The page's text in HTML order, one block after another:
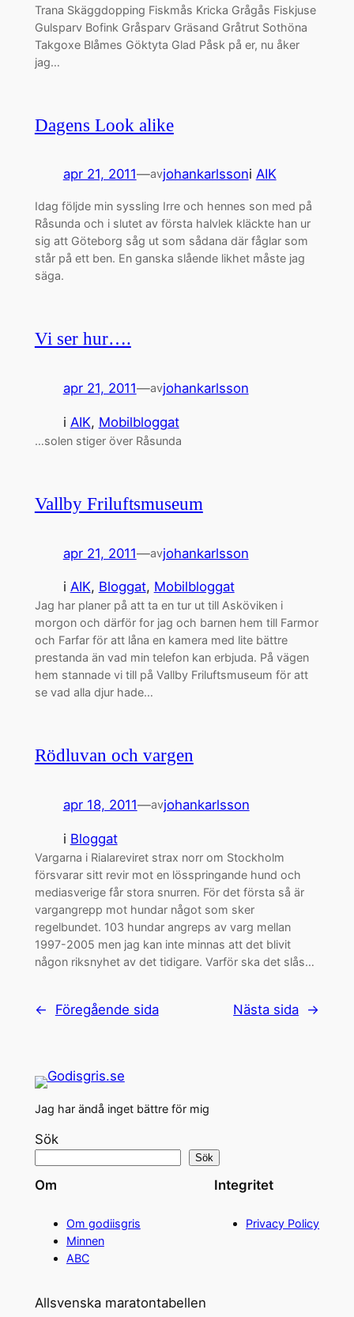
Trana Skäggdopping Fiskmås Kricka Grågås Fiskjuse
Gulsparv Bofink Gråsparv Gräsand Gråtrut Sothöna
Takgoxe Blåmes Göktyta Glad Påsk på er, nu åker
jag…
Dagens Look alike
apr 21, 2011—avjohankarlssoni AIK
Idag följde min syssling Irre och hennes son med på
Råsunda och i slutet av första halvlek kläckte han ur
sig att Göteborg såg ut som sådana där fåglar som
står på ett ben. En ganska slående likhet måste jag
säga.
Vi ser hur….
apr 21, 2011—avjohankarlsson
i AIK, Mobilbloggat
…solen stiger över Råsunda
Vallby Friluftsmuseum
apr 21, 2011—avjohankarlsson
i AIK, Bloggat, Mobilbloggat
Jag har planer på att ta en tur ut till Asköviken i
morgon och därför for jag och barnen hem till Farmor
och Farfar för att låna en kamera med lite bättre
prestanda än vad min telefon kan erbjuda. På vägen
hem stannade vi till på Vallby Friluftsmuseum för att
se vad alla djur hade…
Rödluvan och vargen
apr 18, 2011—avjohankarlsson
i Bloggat
Vargarna i Rialareviret strax norr om Stockholm
försvarar sitt revir mot en lösspringande hund och
mediasverige får stora snurren. För det första så är
vargangrepp mot hundar något som sker
regelbundet. 103 hundar angreps av varg mellan
1997-2005 men jag kan inte minnas att det blivit
någon riksnyhet av det tidigare. Varför ska det slås…
← Föregående sida Nästa sida →
Jag har ändå inget bättre för mig
Sök
Sök
Om
Om godiisgris
Minnen
ABC
Integritet
Privacy Policy
Allsvenska maratontabellen